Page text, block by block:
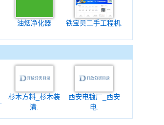
油烟净化器 铁宝贝二手工程机.
杉木方料_杉木装
潢.
西安电镀厂_西安
电.